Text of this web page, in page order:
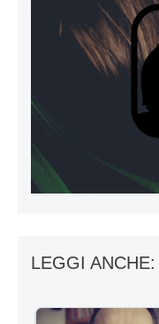
LEGGI ANCHE: